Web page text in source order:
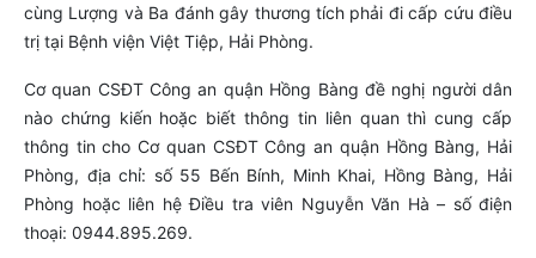
cùng Lượng và Ba đánh gây thương tích phải đi cấp cứu điều
trị tại Bệnh viện Việt Tiệp, Hải Phòng.
Cơ quan CSĐT Công an quận Hồng Bàng đề nghị người dân
nào chứng kiến hoặc biết thông tin liên quan thì cung cấp
thông tin cho Cơ quan CSĐT Công an quận Hồng Bàng, Hải
Phòng, địa chỉ: số 55 Bến Bính, Minh Khai, Hồng Bàng, Hải
Phòng hoặc liên hệ Điều tra viên Nguyễn Văn Hà – số điện
thoại: 0944.895.269.